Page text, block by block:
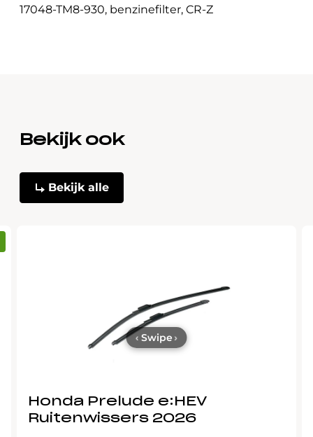
17048-TM8-930, benzinefilter, CR-Z
Bekijk ook
Bekijk alle
Honda Prelude e:HEV
Ruitenwissers 2026
‹ Swipe ›